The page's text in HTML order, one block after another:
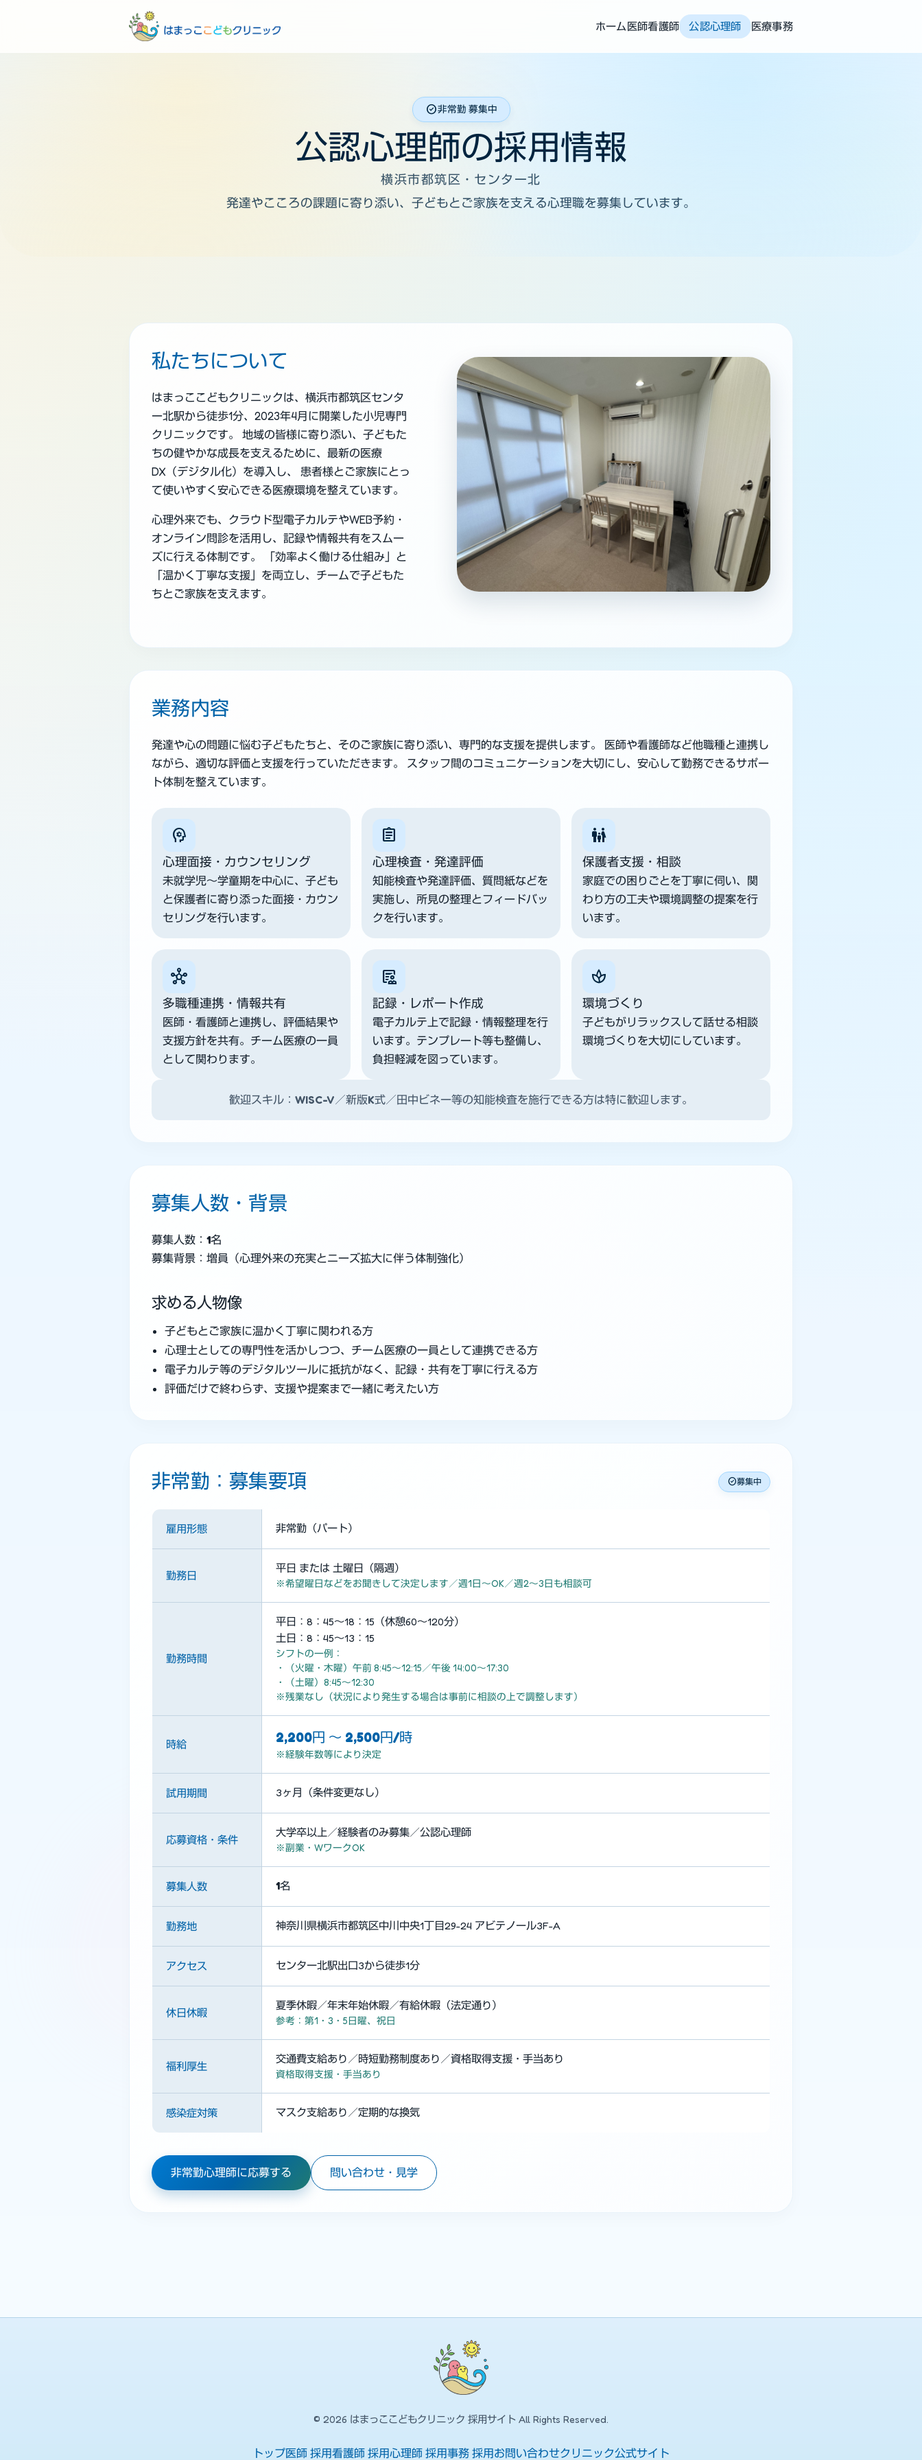
ホーム医師看護師 公認心理師 医療事務
check_circle非常勤 募集中
公認心理師の採用情報
横浜市都筑区・センター北
発達やこころの課題に寄り添い、子どもとご家族を支える心理職を募集しています。
私たちについて
はまっここどもクリニックは、横浜市都筑区センタ
ー北駅から徒歩1分、2023年4月に開業した小児専門
クリニックです。 地域の皆様に寄り添い、子どもた
ちの健やかな成長を支えるために、最新の医療
DX（デジタル化）を導入し、 患者様とご家族にとっ
て使いやすく安心できる医療環境を整えています。
心理外来でも、クラウド型電子カルテやWEB予約・
オンライン問診を活用し、記録や情報共有をスムー
ズに行える体制です。
「効率よく働ける仕組み」と
「温かく丁寧な支援」 を両立し、チームで子どもた
ちとご家族を支えます。
業務内容
発達や心の問題に悩む子どもたちと、そのご家族に寄り添い、専門的な支援を提供します。 医師や看護師など他職種と連携し
ながら、適切な評価と支援を行っていただきます。 スタッフ間のコミュニケーションを大切にし、安心して勤務できるサポー
ト体制を整えています。
psychology
心理面接・カウンセリング
未就学児〜学童期を中心に、子ども
と保護者に寄り添った面接・カウン
セリングを行います。
assignment
心理検査・発達評価
知能検査や発達評価、質問紙などを
実施し、所見の整理とフィードバッ
クを行います。
family_restroom
保護者支援・相談
家庭での困りごとを丁寧に伺い、関
わり方の工夫や環境調整の提案を行
います。
hub
多職種連携・情報共有
医師・看護師と連携し、評価結果や
支援方針を共有。チーム医療の一員
として関わります。
clinical_notes
記録・レポート作成
電子カルテ上で記録・情報整理を行
います。テンプレート等も整備し、
負担軽減を図っています。
spa
環境づくり
子どもがリラックスして話せる相談
環境づくりを大切にしています。
歓迎スキル：WISC-V／新版K式／田中ビネー等の知能検査を施行できる方は特に歓迎します。
募集人数・背景
募集人数： 1名
募集背景： 増員 （心理外来の充実とニーズ拡大に伴う体制強化）
求める人物像
子どもとご家族に温かく丁寧に関われる方
心理士としての専門性を活かしつつ、チーム医療の一員として連携できる方
電子カルテ等のデジタルツールに抵抗がなく、記録・共有を丁寧に行える方
評価だけで終わらず、支援や提案まで一緒に考えたい方
非常勤：募集要項 check_circle募集中
雇用形態 非常勤（パート）
勤務日
平日 または 土曜日（隔週）
※希望曜日などをお聞きして決定します／週1日〜OK／週2〜3日も相談可
勤務時間
平日：8：45～18：15（休憩60～120分）
土日：8：45～13：15
シフトの一例：
・（火曜・木曜）午前 8:45〜12:15／午後 14:00〜17:30
・（土曜）8:45〜12:30
※残業なし（状況により発生する場合は事前に相談の上で調整します）
時給 2,200円 〜 2,500円/時
※経験年数等により決定
試用期間 3ヶ月（条件変更なし）
応募資格・条件
大学卒以上／経験者のみ募集／公認心理師
※副業・WワークOK
募集人数 1名
勤務地 神奈川県横浜市都筑区中川中央1丁目29-24 アビテノール3F-A
アクセス センター北駅出口3から徒歩1分
休日休暇
夏季休暇／年末年始休暇／有給休暇（法定通り）
参考：第1・3・5日曜、祝日
福利厚生
交通費支給あり／時短勤務制度あり／資格取得支援・手当あり
資格取得支援・手当あり
感染症対策 マスク支給あり／定期的な換気
非常勤心理師に応募する 問い合わせ・見学
© 2026 はまっここどもクリニック 採用サイト All Rights Reserved.
トップ医師 採用看護師 採用心理師 採用事務 採用お問い合わせクリニック公式サイト